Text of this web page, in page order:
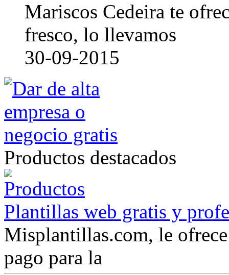
Mariscos Cedeira te
fresco, lo llevamos
30-09-2015
Productos destacados
Plantillas web gratis y
Misplantillas.com, le
pago para la